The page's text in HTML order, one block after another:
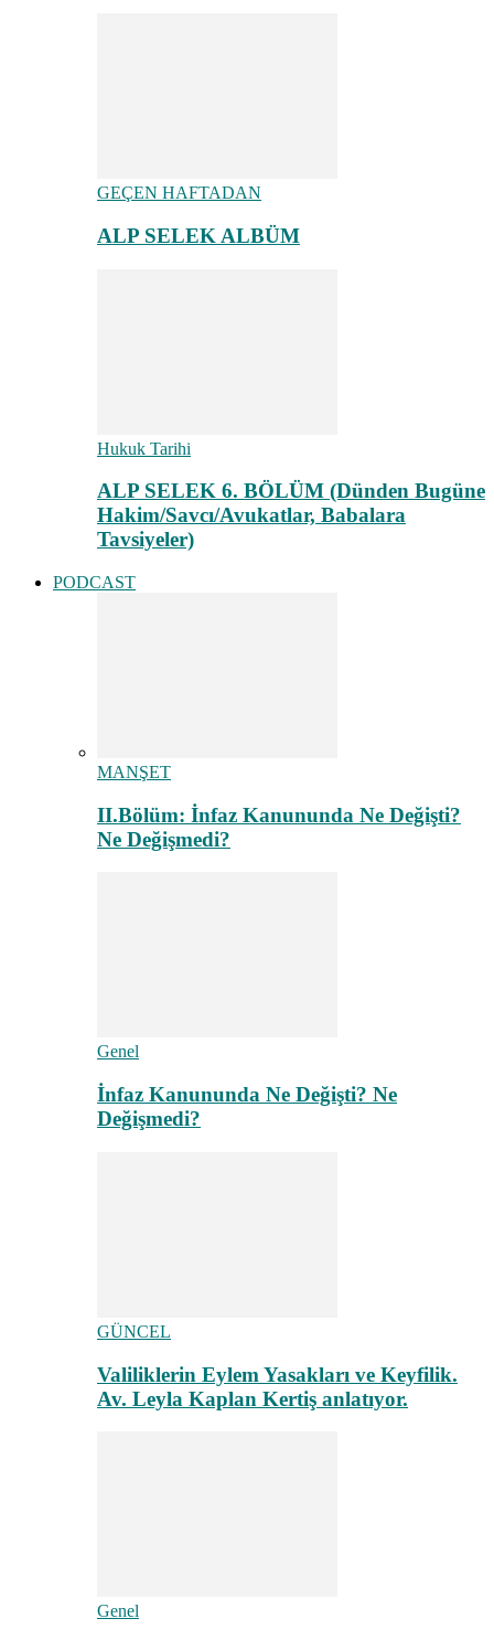
GEÇEN HAFTADAN
ALP SELEK ALBÜM
Hukuk Tarihi
ALP SELEK 6. BÖLÜM (Dünden Bugüne
Hakim/Savcı/Avukatlar, Babalara
Tavsiyeler)
PODCAST
MANŞET
II.Bölüm: İnfaz Kanununda Ne Değişti?
Ne Değişmedi?
Genel
İnfaz Kanununda Ne Değişti? Ne
Değişmedi?
GÜNCEL
Valiliklerin Eylem Yasakları ve Keyfilik.
Av. Leyla Kaplan Kertiş anlatıyor.
Genel